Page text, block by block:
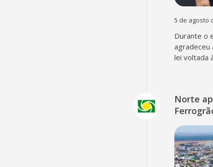
5 de agosto
Durante o
agradeceu
lei voltada
Norte